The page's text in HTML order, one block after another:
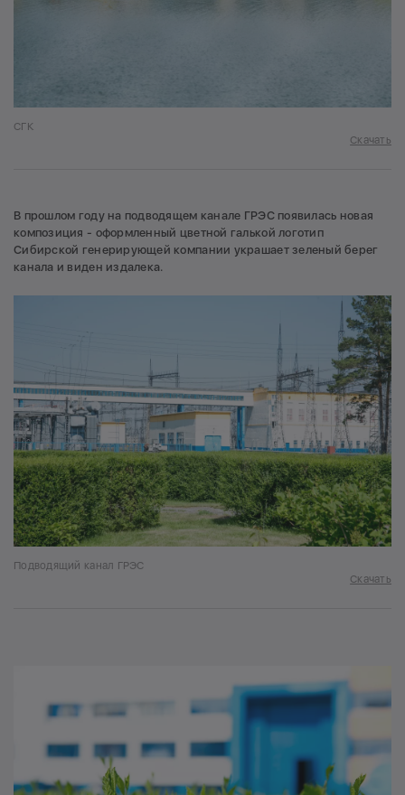
СГК
Скачать
В прошлом году на подводящем канале ГРЭС появилась новая
композиция - оформленный цветной галькой логотип
Сибирской генерирующей компании украшает зеленый берег
канала и виден издалека.
Подводящий канал ГРЭС
Скачать